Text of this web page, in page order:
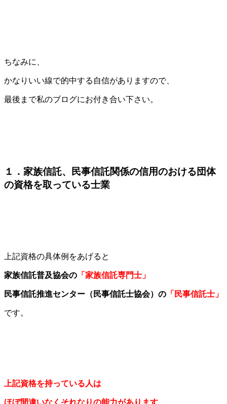
ちなみに、
かなりいい線で的中する自信がありますので、
最後まで私のブログにお付き合い下さい。
１．家族信託、民事信託関係の信用のおける団体
の資格を取っている士業
上記資格の具体例をあげると
家族信託普及協会の 「家族信託専門士」
民事信託推進センター（民事信託士協会）の 「民事信託士」
です。
上記資格を持っている人は
ほぼ間違いなくそれなりの能力があります。